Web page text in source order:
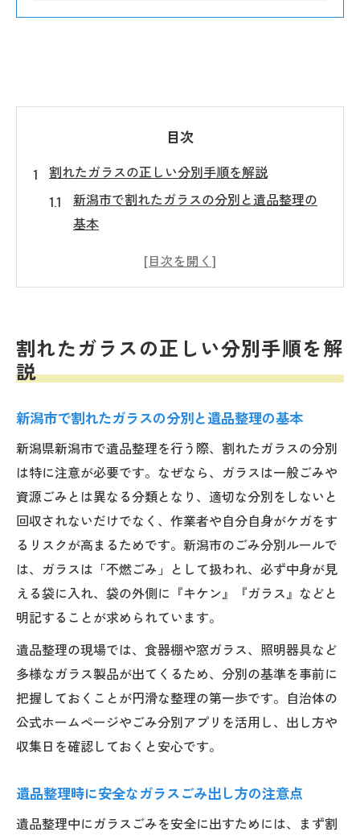
目次
割れたガラスの正しい分別手順を解説
新潟市で割れたガラスの分別と遺品整理の
基本
遺品整理時に安全なガラスごみ出し方の注
自治体ルールと遺品整理でのガラス取り扱
い法
遺品整理で出る食器や陶器の分別ポイント
陶器とガラス製品を安全に処分する遺品整
理手順
遺品整理で食器を出す際の自治体ルール活
用法
割れた陶器の安全な包み方と遺品整理の注
意
遺品整理と新潟市ごみ分別の実践的な方法
金属やガラスを安心して手放すポイント
遺品整理で金属とガラスを分けるコツと実
務
新潟市の分別ルールで進める遺品整理の金
遺品整理時に知りたい金属ごみ出しの注意
事項
割れたガラスの正しい分別手順を解
説
新潟市で割れたガラスの分別と遺品整理の基本
新潟県新潟市で遺品整理を行う際、割れたガラスの分別
は特に注意が必要です。なぜなら、ガラスは一般ごみや
資源ごみとは異なる分類となり、適切な分別をしないと
回収されないだけでなく、作業者や自分自身がケガをす
るリスクが高まるためです。新潟市のごみ分別ルールで
は、ガラスは「不燃ごみ」として扱われ、必ず中身が見
える袋に入れ、袋の外側に『キケン』『ガラス』などと
明記することが求められています。
遺品整理の現場では、食器棚や窓ガラス、照明器具など
多様なガラス製品が出てくるため、分別の基準を事前に
把握しておくことが円滑な整理の第一歩です。自治体の
公式ホームページやごみ分別アプリを活用し、出し方や
収集日を確認しておくと安心です。
遺品整理時に安全なガラスごみ出し方の注意点
遺品整理中にガラスごみを安全に出すためには、まず割